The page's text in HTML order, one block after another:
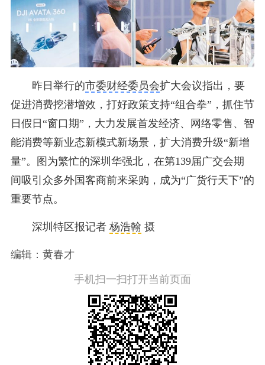
昨日举行的市委财经委员会扩大会议指出，要
促进消费挖潜增效，打好政策支持“组合拳”，抓住节
日假日“窗口期”，大力发展首发经济、网络零售、智
能消费等新业态新模式新场景，扩大消费升级“新增
量”。图为繁忙的深圳华强北，在第139届广交会期
间吸引众多外国客商前来采购，成为“广货行天下”的
重要节点。
深圳特区报记者 杨浩翰 摄
编辑：黄春才
手机扫一扫打开当前页面